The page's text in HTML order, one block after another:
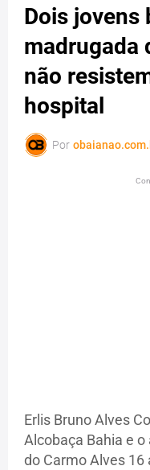
Dois jovens
madrugada
não
hospital
Por
Erlis Bruno Alves
Alcobaça Bahia e
do Carmo Alves 16